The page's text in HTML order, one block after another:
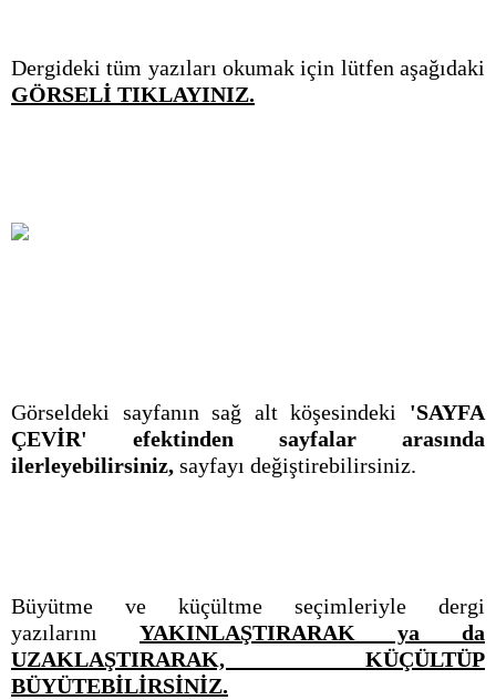
Dergideki tüm yazıları okumak için lütfen aşağıdaki
GÖRSELİ TIKLAYINIZ.
Görseldeki sayfanın sağ alt köşesindeki 'SAYFA
ÇEVİR' efektinden sayfalar arasında
ilerleyebilirsiniz, sayfayı değiştirebilirsiniz.
Büyütme ve küçültme seçimleriyle dergi
yazılarını YAKINLAŞTIRARAK ya da
UZAKLAŞTIRARAK, KÜÇÜLTÜP
BÜYÜTEBİLİRSİNİZ.